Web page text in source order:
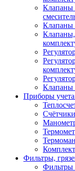
Клапаны
Клапаны
Клапаны
Приборы
Фильтры,
Фильтры